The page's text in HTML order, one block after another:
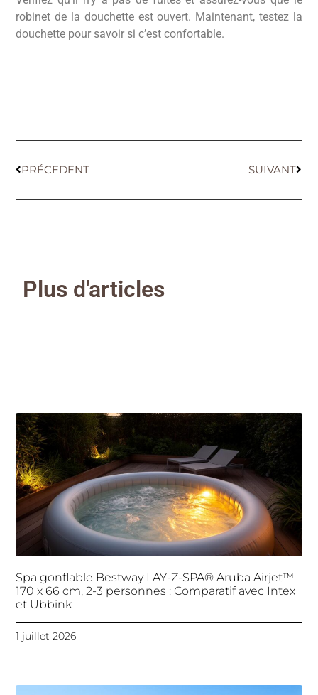
robinet de la douchette est ouvert. Maintenant, testez la
douchette pour savoir si c’est confortable.
PRÉCEDENT SUIVANT
Plus d'articles
Spa gonflable Bestway LAY-Z-SPA® Aruba Airjet™
170 x 66 cm, 2-3 personnes : Comparatif avec Intex
et Ubbink
1 juillet 2026